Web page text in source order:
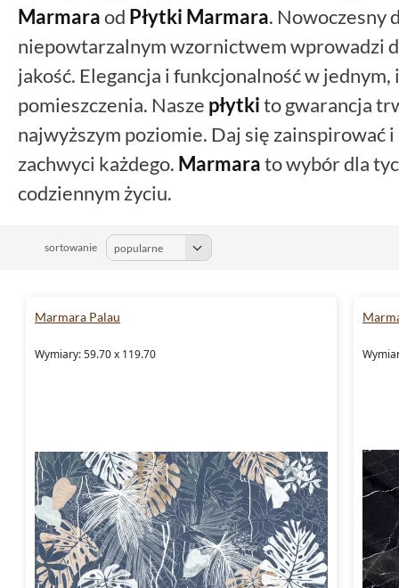
Marmaraod Płytki Marmara. Nowoczesny
niepowtarzalnym wzornictwem wprowadzi
jakość. Elegancja i funkcjonalność w jednym,
pomieszczenia. Nasze płytkito gwarancja
najwyższym poziomie. Daj się zainspirować
zachwyci każdego. Marmarato wybór dla
codziennym życiu.
sortowanie
Marmara Palau
Wymiary: 59.70 x 119.70